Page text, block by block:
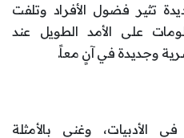
تثير فضول الأفراد وتلفت
على الأمد الطويل عند
وجديدة في آنٍ معاً.
الأدبيات، وغني بالأمثلة